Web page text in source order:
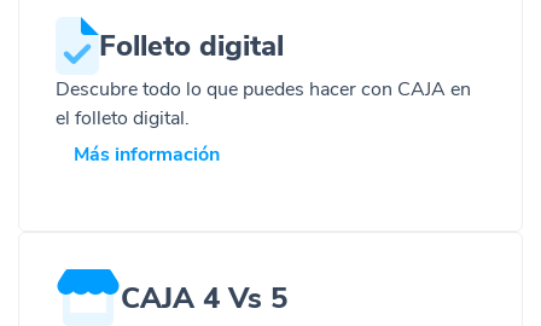
Folleto digital
Descubre todo lo que puedes hacer con CAJA en
el folleto digital.
Más información
CAJA 4 Vs 5